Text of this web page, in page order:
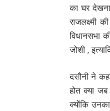
का घर
राजलक्ष्मी
विधानसभा
जोशी ,
दसौनी ने
होत क्या
क्योंकि